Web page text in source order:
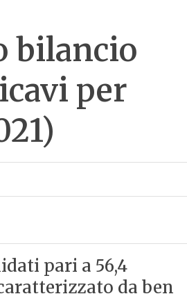
bilancio
per
pari a 56,4
da ben